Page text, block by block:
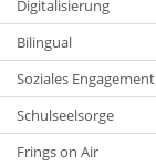
Digitalisierung
Bilingual
Soziales Engagement
Schulseelsorge
Frings on Air